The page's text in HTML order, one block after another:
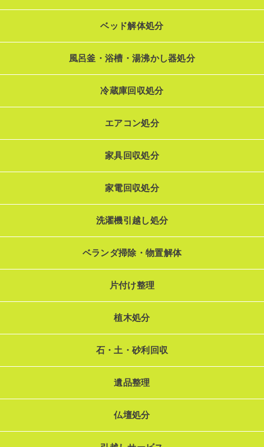
ベッド解体処分
風呂釜・浴槽・湯沸かし器処分
冷蔵庫回収処分
エアコン処分
家具回収処分
家電回収処分
洗濯機引越し処分
ベランダ掃除・物置解体
片付け整理
植木処分
石・土・砂利回収
遺品整理
仏壇処分